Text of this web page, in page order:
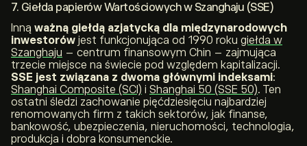
7. Giełda papierów Wartościowych w Szanghaju (SSE)
Inną ważną giełdą azjatycką dla międzynarodowych
inwestorów jest funkcjonująca od 1990 roku giełda w
Szanghaju – centrum finansowym Chin – zajmująca
trzecie miejsce na świecie pod względem kapitalizacji.
SSE jest związana z dwoma głównymi indeksami:
Shanghai Composite (SCI) i Shanghai 50 (SSE 50). Ten
ostatni śledzi zachowanie pięćdziesięciu najbardziej
renomowanych firm z takich sektorów, jak finanse,
bankowość, ubezpieczenia, nieruchomości, technologia,
produkcja i dobra konsumenckie.